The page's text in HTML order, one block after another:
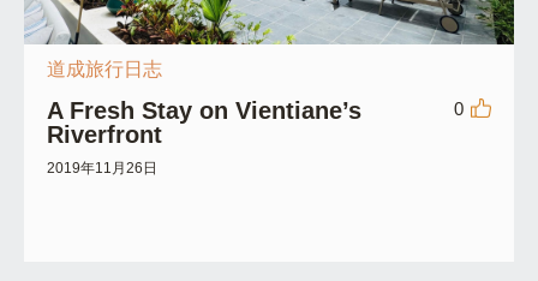
道成旅行日志
A Fresh Stay on Vientiane’s
Riverfront
0
2019年11月26日